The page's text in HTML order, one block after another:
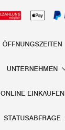
ÖFFNUNGSZEITEN
UNTERNEHMEN
ONLINE EINKAUFEN
STATUSABFRAGE